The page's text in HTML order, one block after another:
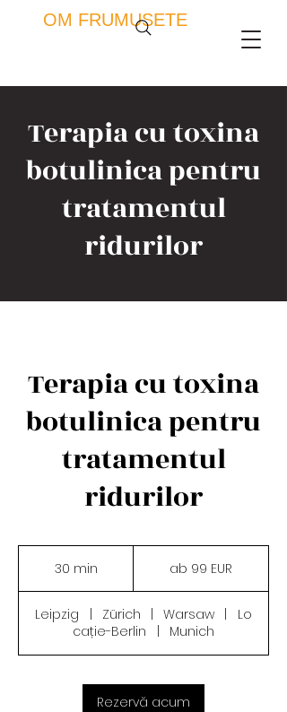
OM FRUMUSETE
Terapia cu toxina
botulinica pentru
tratamentul
ridurilor
Terapia cu toxina
botulinica pentru
tratamentul
ridurilor
30 min
n
ab 99 EUR
Leipzig Zürich Warsaw
Lo
cație-Berlin
Munich
Rezervă acum